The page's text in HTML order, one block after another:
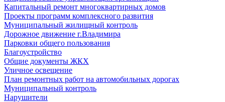
Капитальный ремонт многоквартирных домов
Проекты программ комплексного развития
Муниципальный жилищный контроль
Дорожное движение г.Владимира
Парковки общего пользования
Благоустройство
Общие документы ЖКХ
Уличное освещение
План ремонтных работ на автомобильных дорогах
Муниципальный контроль
Нарушители